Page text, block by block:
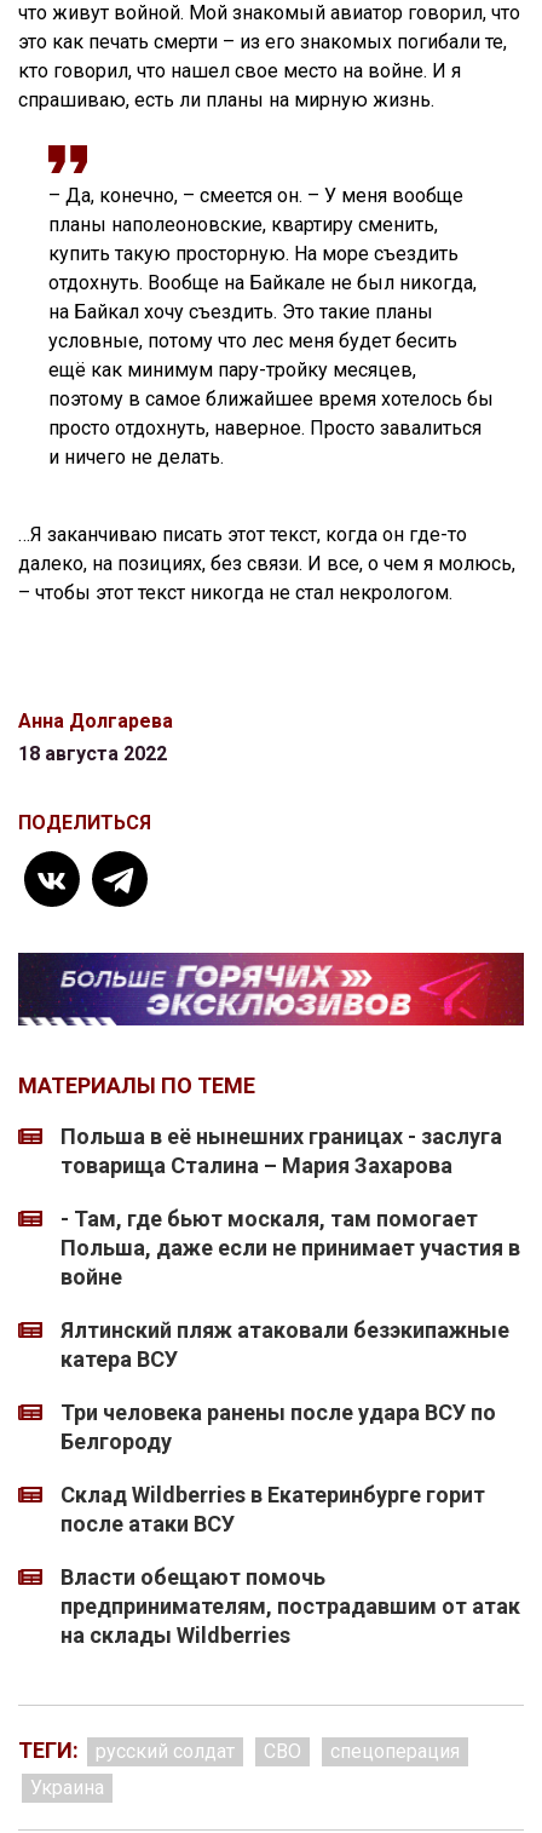
что живут войной. Мой знакомый авиатор говорил, что
это как печать смерти – из его знакомых погибали те,
кто говорил, что нашел свое место на войне. И я
спрашиваю, есть ли планы на мирную жизнь.
– Да, конечно, – смеется он. – У меня вообще
планы наполеоновские, квартиру сменить,
купить такую просторную. На море съездить
отдохнуть. Вообще на Байкале не был никогда,
на Байкал хочу съездить. Это такие планы
условные, потому что лес меня будет бесить
ещё как минимум пару-тройку месяцев,
поэтому в самое ближайшее время хотелось бы
просто отдохнуть, наверное. Просто завалиться
и ничего не делать.
…Я заканчиваю писать этот текст, когда он где-то
далеко, на позициях, без связи. И все, о чем я молюсь,
– чтобы этот текст никогда не стал некрологом.
Анна Долгарева
18 августа 2022
ПОДЕЛИТЬСЯ
МАТЕРИАЛЫ ПО ТЕМЕ
Польша в её нынешних границах - заслуга
товарища Сталина – Мария Захарова
- Там, где бьют москаля, там помогает
Польша, даже если не принимает участия в
войне
Ялтинский пляж атаковали безэкипажные
катера ВСУ
Три человека ранены после удара ВСУ по
Белгороду
Склад Wildberries в Екатеринбурге горит
после атаки ВСУ
Власти обещают помочь
предпринимателям, пострадавшим от атак
на склады Wildberries
ТЕГИ: русский солдат СВО
спецоперация
Украина